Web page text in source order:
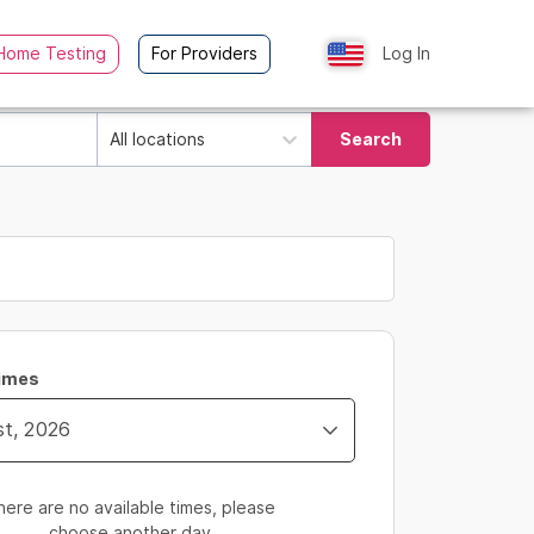
Testing For Providers Log In
All locations Search
are no available times, please